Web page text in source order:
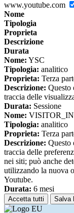
www.youtube.com
Nome
Tipologia
Proprieta
Descrizione
Durata
Nome: YSC
Tipologia: analitico
Proprieta: Terza
Descrizione: Questo
traccia delle
Durata: Sessione
Nome:
Tipologia: analitico
Proprieta: Terza
Descrizione: Questo
traccia delle
nei siti; può anche
utilizzando la nuova
Youtube.
Durata: 6 mesi
Accetta tutti Salva